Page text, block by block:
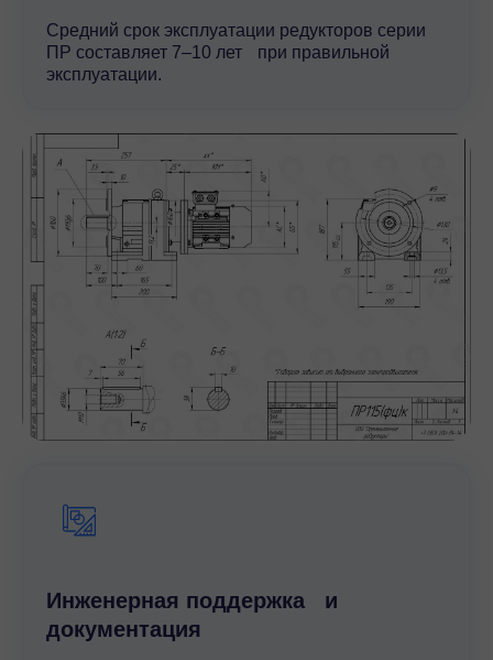
Средний срок эксплуатации редукторов серии
ПР составляет 7–10 лет при правильной
эксплуатации.
Инженерная поддержка и
документация